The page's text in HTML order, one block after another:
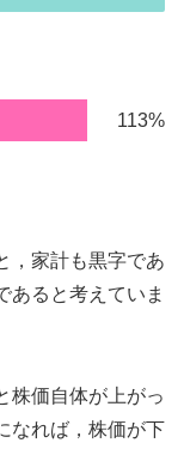
113%
，家計も黒字であ
あると考えていま
株価自体が上がっ
なれば，株価が下